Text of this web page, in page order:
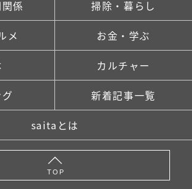
係 掃除・暮らし
メ お金・学ぶ
カルチャー
新着記事一覧
saitaとは
TOP